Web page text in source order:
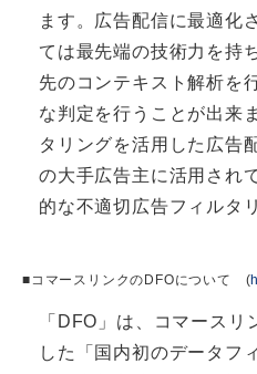
ます。広告配信に最適化
ては最先端の技術力を持
先のコンテキスト解析を
な判定を行うことが出来
タリングを活用した広告
の大手広告主に活用され
的な不適切広告フィルタ
■コマースリンクのDFOについて (
「DFO」は、コマース
した「国内初のデータフ